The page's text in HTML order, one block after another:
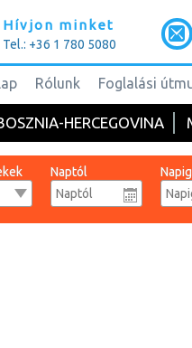
Hívjon minket
Tel.: +36 1 780 5080
Rólunk Foglalási
HERCEGOVINA
Naptól Napig